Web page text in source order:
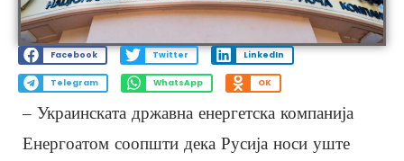
Facebook Twitter LinkedIn
Telegram WhatsApp OK
– Украинската државна енергетска компанија
Енергоатом соопшти дека Русија носи уште